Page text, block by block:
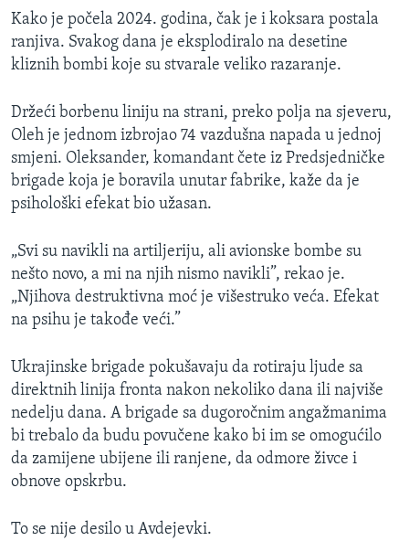
Kako je počela 2024. godina, čak je i koksara postala
ranjiva. Svakog dana je eksplodiralo na desetine
kliznih bombi koje su stvarale veliko razaranje.
Držeći borbenu liniju na strani, preko polja na sjeveru,
Oleh je jednom izbrojao 74 vazdušna napada u jednoj
smjeni. Oleksander, komandant čete iz Predsjedničke
brigade koja je boravila unutar fabrike, kaže da je
psihološki efekat bio užasan.
„Svi su navikli na artiljeriju, ali avionske bombe su
nešto novo, a mi na njih nismo navikli”, rekao je.
„Njihova destruktivna moć je višestruko veća. Efekat
na psihu je takođe veći.”
Ukrajinske brigade pokušavaju da rotiraju ljude sa
direktnih linija fronta nakon nekoliko dana ili najviše
nedelju dana. A brigade sa dugoročnim angažmanima
bi trebalo da budu povučene kako bi im se omogućilo
da zamijene ubijene ili ranjene, da odmore živce i
obnove opskrbu.
To se nije desilo u Avdejevki.